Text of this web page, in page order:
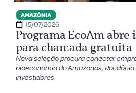
AMAZÔNIA
15/07/2026
Programa EcoAm abre
para chamada gratuita
Nova seleção procura conectar
bioeconomia do Amazonas,
investidores